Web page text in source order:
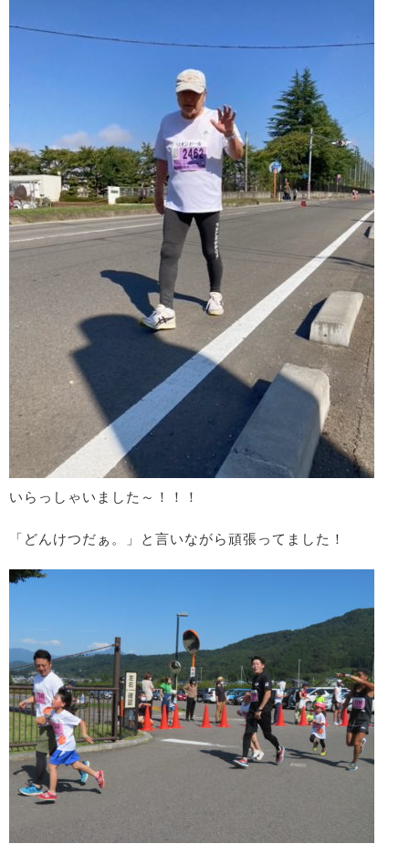
いらっしゃいました～！！！
「どんけつだぁ。」と言いながら頑張ってました！